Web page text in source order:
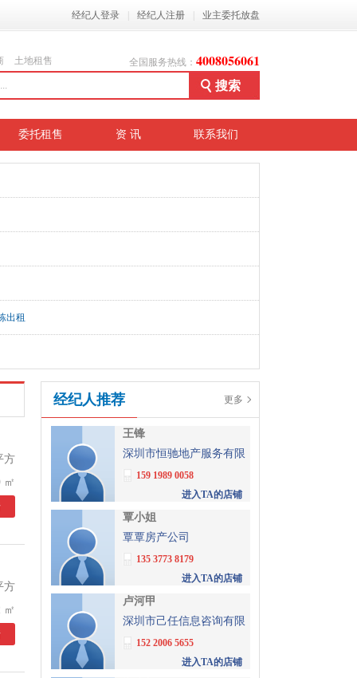
经纪人登录 经纪人注册 业主委托放盘
土地租售 全国服务热线： 4008056061
委托租售 资 讯 联系我们
出租
方
㎡
方
㎡
经纪人推荐 更多
王锋
深圳市恒驰地产服务有限
公司159 1989 0058
进入TA的店铺
覃小姐
覃覃房产公司
135 3773 8179
进入TA的店铺
卢河甲
深圳市己任信息咨询有限
公司152 2006 5655
进入TA的店铺